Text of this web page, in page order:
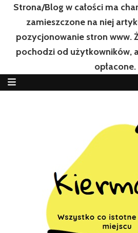
Strona/Blog w całości ma
zamieszczone na niej
pozycjonowanie stron www.
pochodzi od użytkowników,
opłacone.